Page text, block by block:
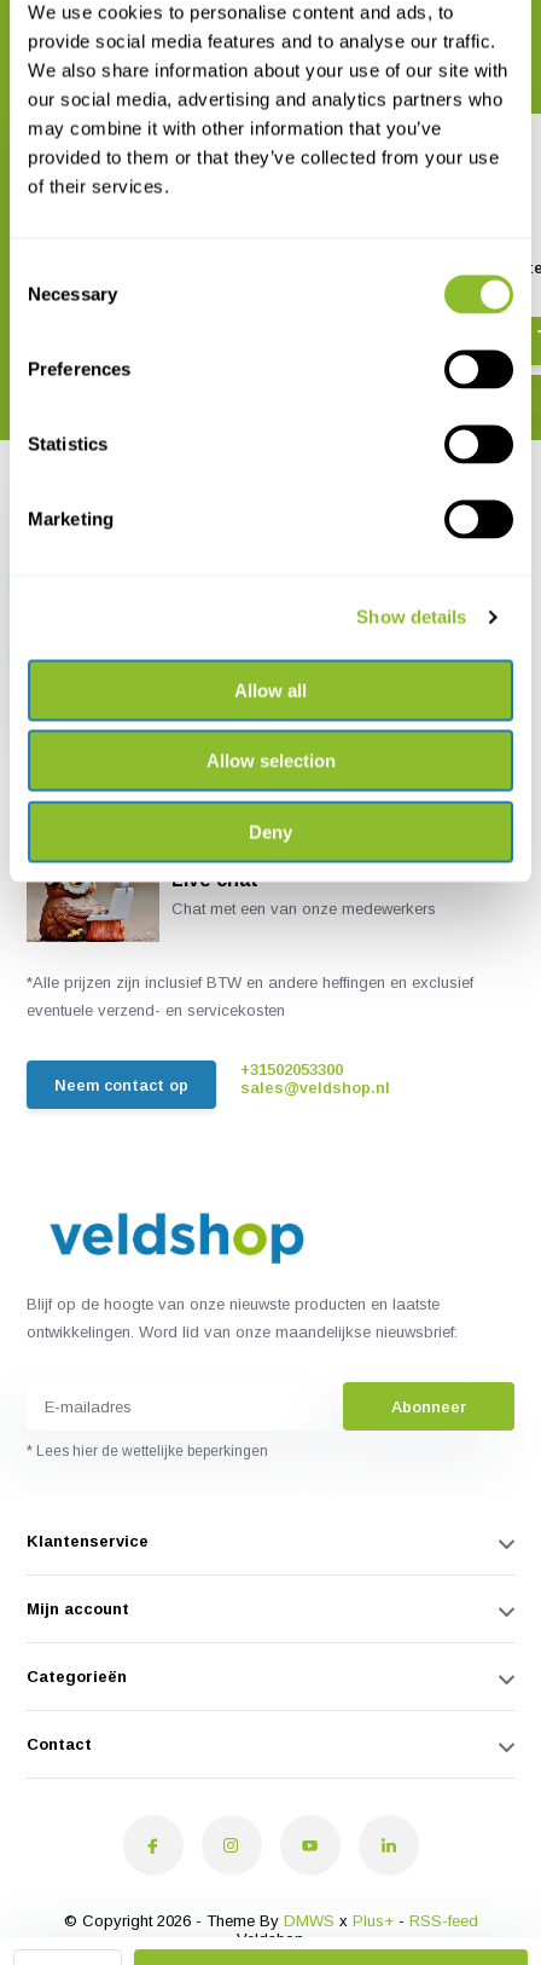
We use cookies to personalise content and ads, to
provide social media features and to analyse our traffic.
We also share information about your use of our site with
our social media, advertising and analytics partners who
may combine it with other information that you’ve
provided to them or that they’ve collected from your use
of their services.
Selection
Necessary
Preferences
Statistics
Marketing
Show details
Allow all
Allow selection
Deny
GERELATEERDE PRODUCTEN
Maak uw bestelling compleet
Landscapes
Butterfly Biology
€ 242,37 € 199,-
Live chat
Chat met een van onze medewerkers
*Alle prijzen zijn inclusief BTW en andere heffingen en exclusief
eventuele verzend- en servicekosten
Neem contact op
+31502053300
sales@veldshop.nl
Blijf op de hoogte van onze nieuwste producten en laatste
ontwikkelingen. Word lid van onze maandelijkse nieuwsbrief:
Abonneer
* Lees hier de wettelijke beperkingen
Klantenservice
Mijn account
Categorieën
Contact
© Copyright 2026 - Theme By DMWS x Plus+- RSS-feed
Veldshop